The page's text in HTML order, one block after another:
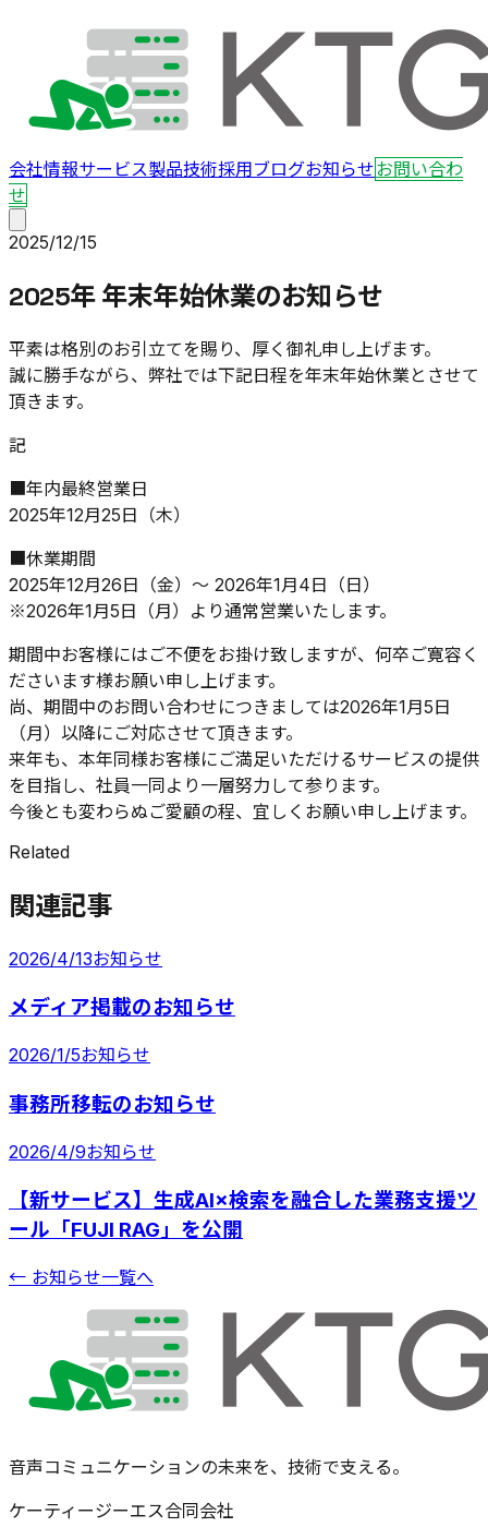
会社情報サービス製品技術採用ブログお知らせお問い合わ
せ
2025/12/15
2025年 年末年始休業のお知らせ
平素は格別のお引立てを賜り、厚く御礼申し上げます。
誠に勝手ながら、弊社では下記日程を年末年始休業とさせて
頂きます。
記
■年内最終営業日
2025年12月25日（木）
■休業期間
2025年12月26日（金）～ 2026年1月4日（日）
※2026年1月5日（月）より通常営業いたします。
期間中お客様にはご不便をお掛け致しますが、何卒ご寛容く
ださいます様お願い申し上げます。
尚、期間中のお問い合わせにつきましては2026年1月5日
（月）以降にご対応させて頂きます。
来年も、本年同様お客様にご満足いただけるサービスの提供
を目指し、社員一同より一層努力して参ります。
今後とも変わらぬご愛顧の程、宜しくお願い申し上げます。
Related
関連記事
2026/4/13お知らせ
メディア掲載のお知らせ
2026/1/5お知らせ
事務所移転のお知らせ
2026/4/9お知らせ
【新サービス】生成AI×検索を融合した業務支援ツ
ール「FUJI RAG」を公開
← お知らせ一覧へ
音声コミュニケーションの未来を、技術で支える。
ケーティージーエス合同会社